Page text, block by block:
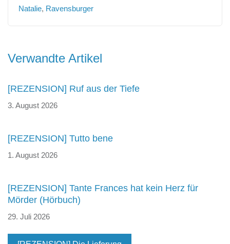
Natalie, Ravensburger
Verwandte Artikel
[REZENSION] Ruf aus der Tiefe
3. August 2026
[REZENSION] Tutto bene
1. August 2026
[REZENSION] Tante Frances hat kein Herz für
Mörder (Hörbuch)
29. Juli 2026
Beitragsnavigation